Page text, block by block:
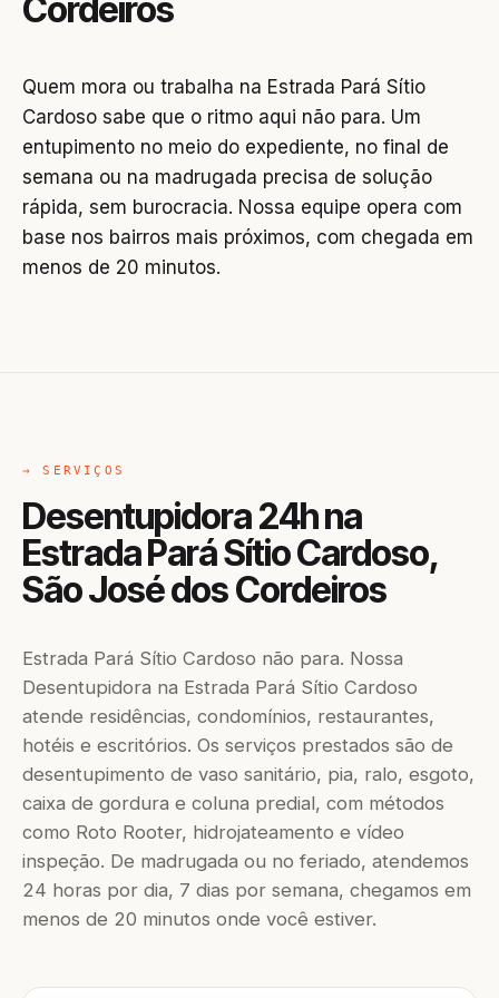
Cordeiros
Quem mora ou trabalha na Estrada Pará Sítio
Cardoso sabe que o ritmo aqui não para. Um
entupimento no meio do expediente, no final de
semana ou na madrugada precisa de solução
rápida, sem burocracia. Nossa equipe opera com
base nos bairros mais próximos, com chegada em
menos de 20 minutos.
→ SERVIÇOS
Desentupidora 24h na
Estrada Pará Sítio Cardoso,
São José dos Cordeiros
Estrada Pará Sítio Cardoso não para. Nossa
Desentupidora na Estrada Pará Sítio Cardoso
atende residências, condomínios, restaurantes,
hotéis e escritórios. Os serviços prestados são de
desentupimento de vaso sanitário, pia, ralo, esgoto,
caixa de gordura e coluna predial, com métodos
como Roto Rooter, hidrojateamento e vídeo
inspeção. De madrugada ou no feriado, atendemos
24 horas por dia, 7 dias por semana, chegamos em
menos de 20 minutos onde você estiver.